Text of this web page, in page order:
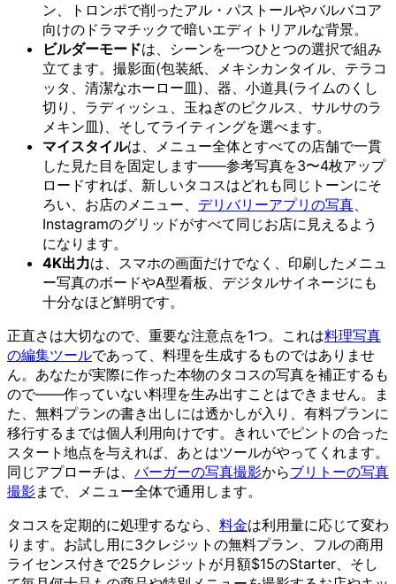
ン、トロンポで削ったアル・パストールやバルバコア
向けのドラマチックで暗いエディトリアルな背景。
ビルダーモードは、シーンを一つひとつの選択で組み
立てます。撮影面(包装紙、メキシカンタイル、テラコ
ッタ、清潔なホーロー皿)、器、小道具(ライムのくし
切り、ラディッシュ、玉ねぎのピクルス、サルサのラ
メキン皿)、そしてライティングを選べます。
マイスタイルは、メニュー全体とすべての店舗で一貫
した見た目を固定します——参考写真を3〜4枚アップ
ロードすれば、新しいタコスはどれも同じトーンにそ
ろい、お店のメニュー、 デリバリーアプリの写真、
Instagramのグリッドがすべて同じお店に見えるよう
になります。
4K出力は、スマホの画面だけでなく、印刷したメニュ
ー写真のボードやA型看板、デジタルサイネージにも
十分なほど鮮明です。
正直さは大切なので、重要な注意点を1つ。これは料理写真
の編集ツールであって、料理を生成するものではありませ
ん。あなたが実際に作った本物のタコスの写真を補正するも
ので——作っていない料理を生み出すことはできません。ま
た、無料プランの書き出しには透かしが入り、有料プランに
移行するまでは個人利用向けです。きれいでピントの合った
スタート地点を与えれば、あとはツールがやってくれます。
同じアプローチは、 バーガーの写真撮影からブリトーの写真
撮影まで、メニュー全体で通用します。
タコスを定期的に処理するなら、 料金は利用量に応じて変わ
ります。お試し用に3クレジットの無料プラン、フルの商用
ライセンス付きで25クレジットが月額$15のStarter、そし